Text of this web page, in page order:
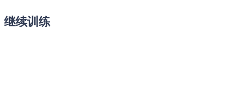
继续训练